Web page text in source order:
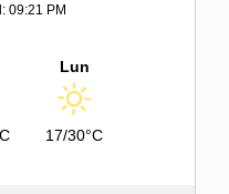
09:21 PM
Lun
17/30°C